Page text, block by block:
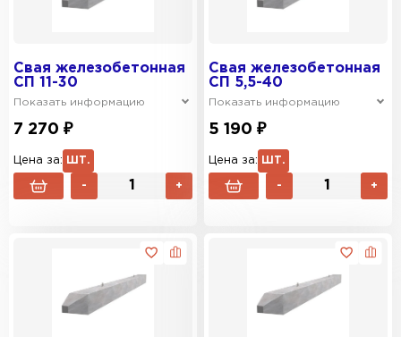
Свая железобетонная
СП 11-30
Показать информацию
7 270 ₽
Цена за: ШТ.
- +
Свая железобетонная
СП 5,5-40
Показать информацию
5 190 ₽
Цена за: ШТ.
- +